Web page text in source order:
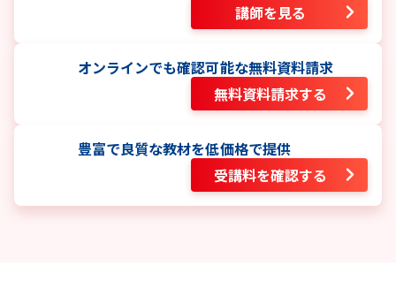
講師を見る
オンラインでも確認可能な無料資料請求
無料資料請求する
豊富で良質な教材を低価格で提供
受講料を確認する